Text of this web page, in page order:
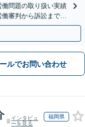
問題の取り扱い実績
審判から訴訟まで、
ルでお問い合わせ
インタビュ
ーを見る
福岡県